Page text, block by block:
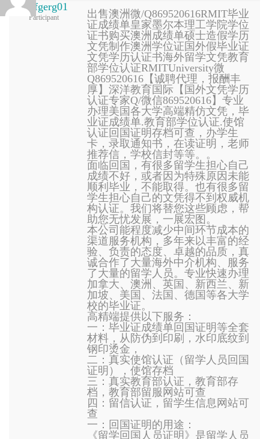
ergerfgerg01
Participant
出售澳洲微/Q869520616RMIT毕业
证成绩单皇家墨尔本理工学院学位
证书购买澳洲成绩单硕士造假学历
文凭制作澳洲学位证国外假毕业证
文凭学历认证书海外留学文凭教育
部学位认证RMITUniversity微
Q869520616【诚聘代理，报酬丰
厚】深洋教育国际【国外文凭学历
认证专家Q/微信869520616】专业
办理美国各大学高端精仿文凭，毕
业证成绩单.教育部学位认证.使馆
认证回国证明存档可查，办学生
卡，录取通知书，在读证明，老师
推荐信，学校信封等等。。
面临回国，有很多留学生担心自己
成绩不好，或者因为特殊原因未能
顺利毕业，不能取得。也有很多留
学生担心自己的文凭得不到权威机
构认证。我们将替您这些顾虑，帮
助您无忧发展，一展宏图。
本公司能程度减少中间环节成本的
渠道服务机构，多年来以丰富的经
验、负责的态度、卓越的品质，真
诚合作了大量海外中介机构、服务
了大量的留学人员。专业快速办理
加拿大、澳洲、英国、新西兰、新
加坡、美国、法国、德国等各大学
校的毕业证。
高精端提供以下服务：
一：毕业证成绩单回国证明等全套
材料，从防伪到印刷，水印底纹到
钢印烫金，
二：真实使馆认证（留学人员回国
证明），使馆存档
三：真实教育部认证，教育部存
档，教育部留服网站可查
四：留信认证，留学生信息网站可
查
一：回国证明的用途：
《留学回国人员证明》是留学人员